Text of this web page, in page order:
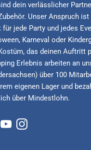
dein verlässlicher
Unser Anspruch
für jede Party und jedes
Karneval oder
das deinen Auftritt
Erlebnis arbeiten an
über 100
eigenen Lager und
über Mindestlohn.
YouTubeInstagram